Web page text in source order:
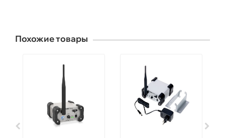
Похожие товары